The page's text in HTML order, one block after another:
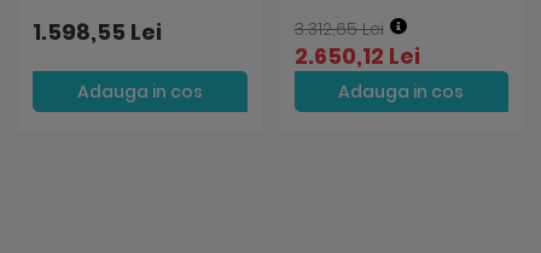
1.598,55 Lei
Adauga in cos
3.312,65 Lei
2.650,12 Lei
Adauga in cos